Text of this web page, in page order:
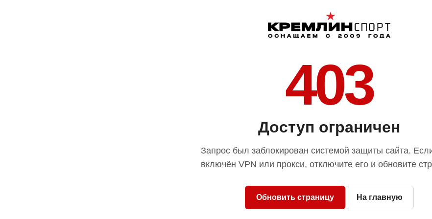
403
Доступ ограничен
Запрос был заблокирован системой защиты сайта.
включён VPN или прокси, отключите его и обновите
Обновить страницу На главную